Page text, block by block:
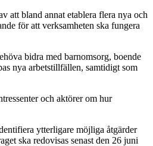
att bland annat etablera flera nya och
för att verksamheten ska fungera
bidra med barnomsorg, boende
nya arbetstillfällen, samtidigt som
och aktörer om hur
ytterligare möjliga åtgärder
ska redovisas senast den 26 juni